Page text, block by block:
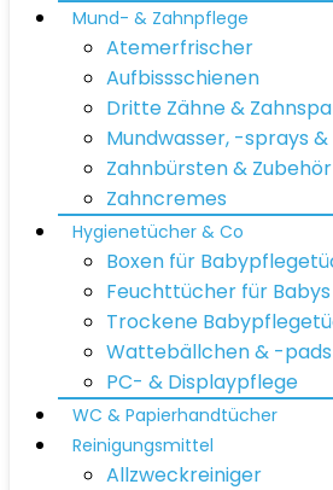
Mund- & Zahnpflege
Atemerfrischer
Aufbissschienen
Dritte Zähne &
Mundwasser, -sprays
Zahnbürsten & Zubehör
Zahncremes
Hygienetücher & Co
Boxen für
Feuchttücher für Babys
Trockene
Wattebällchen & -pads
PC- & Displaypflege
WC & Papierhandtücher
Reinigungsmittel
Allzweckreiniger